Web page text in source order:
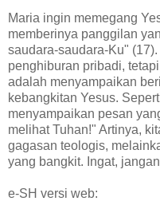
Maria ingin memegang
memberinya panggilan
saudara-saudara-Ku"
penghiburan pribadi,
adalah menyampaikan
kebangkitan Yesus.
menyampaikan pesan
melihat Tuhan!" Artinya,
gagasan teologis,
yang bangkit. Ingat,
e-SH versi web: